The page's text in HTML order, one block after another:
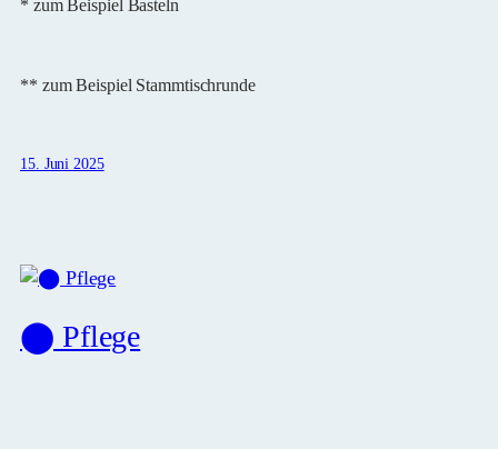
* zum Beispiel Basteln
** zum Beispiel Stammtischrunde
15. Juni 2025
⬤ Pflege